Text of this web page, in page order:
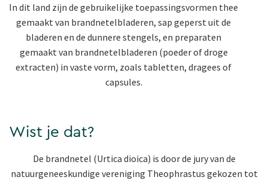
In dit land zijn de gebruikelijke toepassingsvormen thee
gemaakt van brandnetelbladeren, sap geperst uit de
bladeren en de dunnere stengels, en preparaten
gemaakt van brandnetelbladeren (poeder of droge
extracten) in vaste vorm, zoals tabletten, dragees of
capsules.
Wist je dat?
De brandnetel (Urtica dioica) is door de jury van de
natuurgeneeskundige vereniging Theophrastus gekozen tot